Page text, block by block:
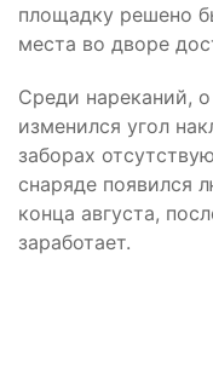
площадку решено
места во дворе
Среди нареканий,
изменился угол
заборах
снаряде появился
конца августа,
заработает.